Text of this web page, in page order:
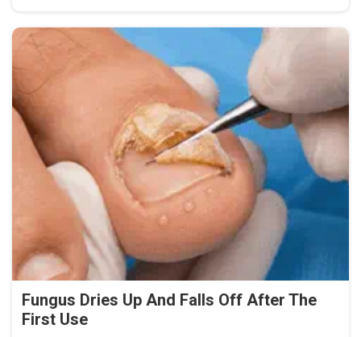
Fungus Dries Up And Falls Off After The
First Use